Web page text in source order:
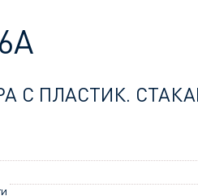
С ПЛАСТИК.